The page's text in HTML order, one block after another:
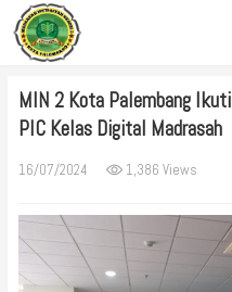
MIN 2 Kota Palembang
PIC Kelas Digital Madrasah
16/07/2024 1,386 Views